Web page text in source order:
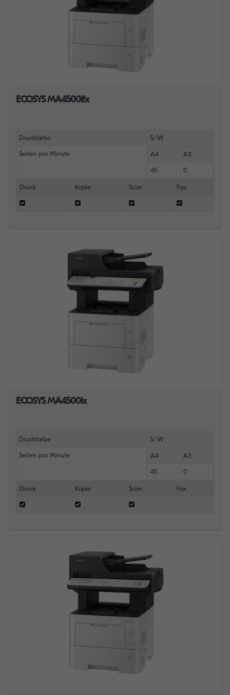
ECOSYS MA4500ifx
Druckfarbe S/W
Seiten pro Minute A4 A3
45 0
Druck Kopie Scan Fax
ECOSYS MA4500ix
Druckfarbe S/W
Seiten pro Minute A4 A3
45 0
Druck Kopie Scan Fax